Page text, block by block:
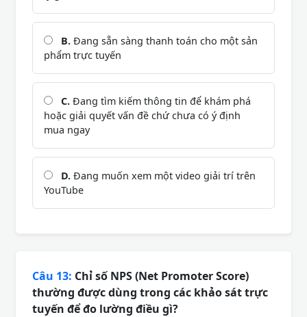
B. Đang sẵn sàng thanh toán cho một sản
phẩm trực tuyến
C. Đang tìm kiếm thông tin để khám phá
hoặc giải quyết vấn đề chứ chưa có ý định
mua ngay
D. Đang muốn xem một video giải trí trên
YouTube
Câu 13: Chỉ số NPS (Net Promoter Score)
thường được dùng trong các khảo sát trực
tuyến để đo lường điều gì?